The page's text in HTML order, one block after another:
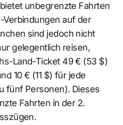
unbegrenzte Fahrten
Verbindungen auf der
sind jedoch nicht
gelegentlich reisen,
Land-Ticket 49 € (53 $)
10 € (11 $) für jede
fünf Personen). Dieses
Fahrten in der 2.